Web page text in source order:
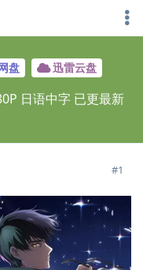
盘 迅雷云盘
日语中字 已更最新
#1